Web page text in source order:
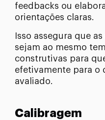
feedbacks ou
orientações claras.
Isso assegura que
sejam ao mesmo
construtivas para
efetivamente para o
avaliado.
Calibragem